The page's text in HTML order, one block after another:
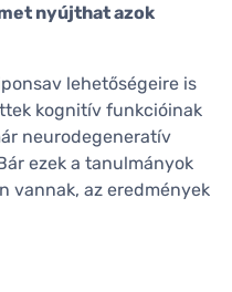
nyújthat azok
lehetőségeire is
kognitív funkcióinak
neurodegeneratív
ezek a tanulmányok
vannak, az eredmények